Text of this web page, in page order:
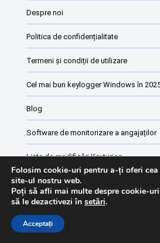
Despre noi
Politica de confidențialitate
Termeni și condiții de utilizare
Cel mai bun keylogger Windows în
Blog
Software de monitorizare a angajaților
Lista de modificări Keyturion
Folosim cookie-uri pentru a-ți oferi
site-ul nostru web.
Poți să afli mai multe despre cookie-
să le dezactivezi în setări.
Acceptați